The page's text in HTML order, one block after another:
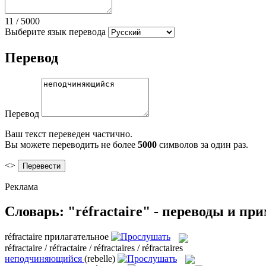
11 / 5000
Выберите язык перевода
Перевод
Перевод
Ваш текст переведен частично.
Вы можете переводить не более 5000 символов за один раз.
<>
Реклама
Словарь: "réfractaire" - переводы и
réfractaire прилагательное
réfractaire / réfractaire / réfractaires / réfractaires
неподчиняющийся (rebelle)